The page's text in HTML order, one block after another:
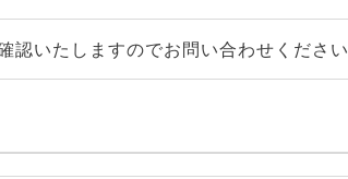
認いたしますのでお問い合わせください